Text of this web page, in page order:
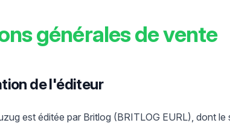
générales de vente
de l'éditeur
est éditée par Britlog (BRITLOG EURL), dont le